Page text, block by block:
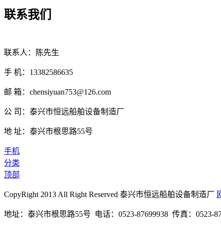
联系我们
联系人：陈先生
手 机：13382586635
邮 箱：chensiyuan753@126.com
公 司：泰兴市恒远船舶设备制造厂
地 址：泰兴市根思路55号
手机
分类
顶部
CopyRight 2013 All Right Reserved 泰兴市恒远船舶设备制造厂
地址：泰兴市根思路55号 电话：0523-87699938 传真：0523-